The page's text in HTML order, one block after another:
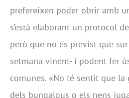
prefereixen poder obrir amb
s’està elaborant un protocol
però que no és previst que
setmana vinent- i podent fer
comunes. «No té sentit que
dels bungalous o els nens